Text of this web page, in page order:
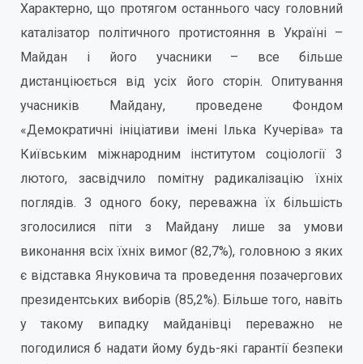
Характерно, що протягом останнього часу головний
каталізатор політичного протистояння в Україні –
Майдан і його учасники – все більше
дистанціюється від усіх його сторін. Опитування
учасників Майдану, проведене Фондом
«Демократичні ініціативи імені Ілька Кучеріва» та
Київським міжнародним інститутом соціології 3
лютого, засвідчило помітну радикалізацію їхніх
поглядів. З одного боку, переважна їх більшість
зголосилися піти з Майдану лише за умови
виконання всіх їхніх вимог (82,7%), головною з яких
є відставка Януковича та проведення позачергових
президентських виборів (85,2%). Більше того, навіть
у такому випадку майданівці переважно не
погодилися б надати йому будь-які гарантії безпеки